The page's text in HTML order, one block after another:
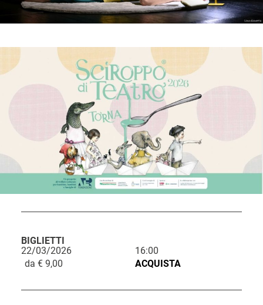
BIGLIETTI
L
n
22/03/2026
16:00
da € 9,00
ACQUISTA